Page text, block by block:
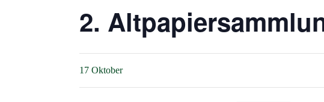
2.
17 Oktober